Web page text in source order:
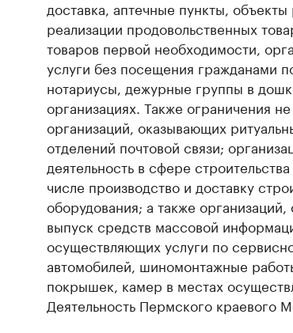
доставка, аптечные пункты,
реализации продовольственных
товаров первой необходимости,
услуги без посещения гражданами
нотариусы, дежурные группы в
организациях. Также ограничения
организаций, оказывающих
отделений почтовой связи;
деятельность в сфере
числе производство и доставку
оборудования; а также
выпуск средств массовой
осуществляющих услуги по
автомобилей, шиномонтажные
покрышек, камер в местах
Деятельность Пермского краевого